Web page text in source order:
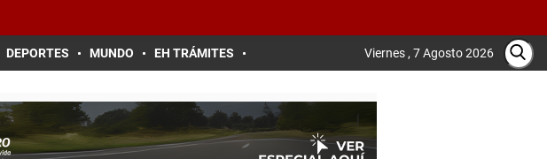
DEPORTES MUNDO EH TRÁMITES Viernes , 7 Agosto 2026